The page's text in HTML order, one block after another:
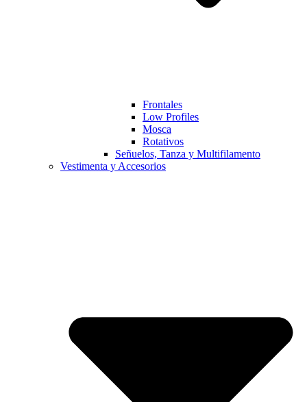
Frontales
Low Profiles
Mosca
Rotativos
Señuelos, Tanza y Multifilamento
Vestimenta y Accesorios